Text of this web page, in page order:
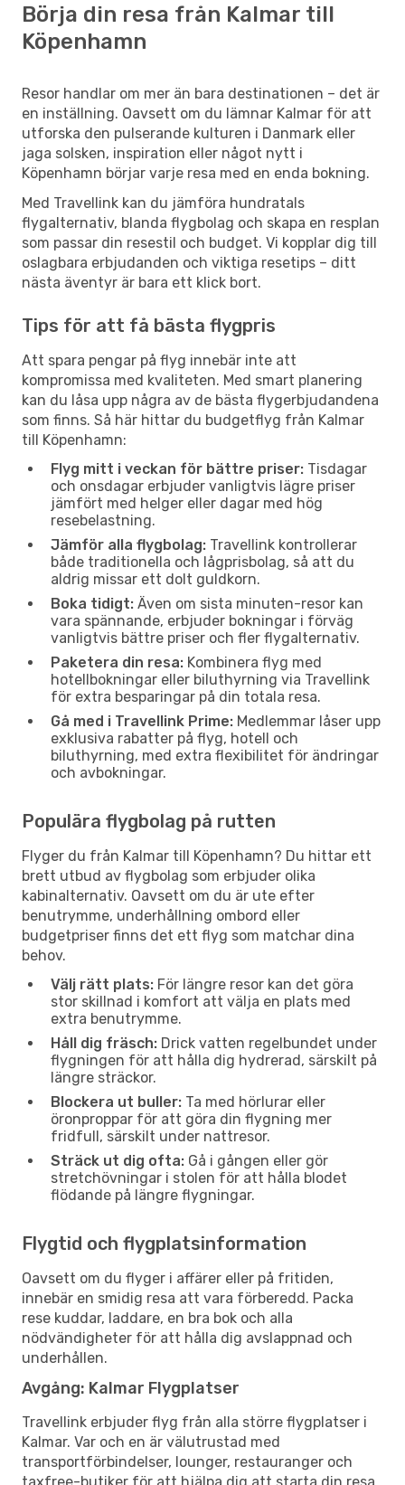
Börja din resa från Kalmar till
Köpenhamn
Resor handlar om mer än bara destinationen – det är
en inställning. Oavsett om du lämnar Kalmar för att
utforska den pulserande kulturen i Danmark eller
jaga solsken, inspiration eller något nytt i
Köpenhamn börjar varje resa med en enda bokning.
Med Travellink kan du jämföra hundratals
flygalternativ, blanda flygbolag och skapa en resplan
som passar din resestil och budget. Vi kopplar dig till
oslagbara erbjudanden och viktiga resetips – ditt
nästa äventyr är bara ett klick bort.
Tips för att få bästa flygpris
Att spara pengar på flyg innebär inte att
kompromissa med kvaliteten. Med smart planering
kan du låsa upp några av de bästa flygerbjudandena
som finns. Så här hittar du budgetflyg från Kalmar
till Köpenhamn:
Flyg mitt i veckan för bättre priser: Tisdagar
och onsdagar erbjuder vanligtvis lägre priser
jämfört med helger eller dagar med hög
resebelastning.
Jämför alla flygbolag: Travellink kontrollerar
både traditionella och lågprisbolag, så att du
aldrig missar ett dolt guldkorn.
Boka tidigt: Även om sista minuten-resor kan
vara spännande, erbjuder bokningar i förväg
vanligtvis bättre priser och fler flygalternativ.
Paketera din resa: Kombinera flyg med
hotellbokningar eller biluthyrning via Travellink
för extra besparingar på din totala resa.
Gå med i Travellink Prime: Medlemmar låser upp
exklusiva rabatter på flyg, hotell och
biluthyrning, med extra flexibilitet för ändringar
och avbokningar.
Populära flygbolag på rutten
Flyger du från Kalmar till Köpenhamn? Du hittar ett
brett utbud av flygbolag som erbjuder olika
kabinalternativ. Oavsett om du är ute efter
benutrymme, underhållning ombord eller
budgetpriser finns det ett flyg som matchar dina
behov.
Välj rätt plats: För längre resor kan det göra
stor skillnad i komfort att välja en plats med
extra benutrymme.
Håll dig fräsch: Drick vatten regelbundet under
flygningen för att hålla dig hydrerad, särskilt på
längre sträckor.
Blockera ut buller: Ta med hörlurar eller
öronproppar för att göra din flygning mer
fridfull, särskilt under nattresor.
Sträck ut dig ofta: Gå i gången eller gör
stretchövningar i stolen för att hålla blodet
flödande på längre flygningar.
Flygtid och flygplatsinformation
Oavsett om du flyger i affärer eller på fritiden,
innebär en smidig resa att vara förberedd. Packa
rese kuddar, laddare, en bra bok och alla
nödvändigheter för att hålla dig avslappnad och
underhållen.
Avgång: Kalmar Flygplatser
Travellink erbjuder flyg från alla större flygplatser i
Kalmar. Var och en är välutrustad med
transportförbindelser, lounger, restauranger och